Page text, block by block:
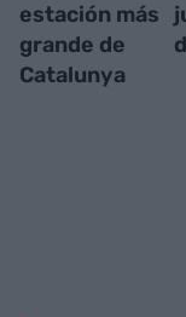
estación más
grande de
Catalunya